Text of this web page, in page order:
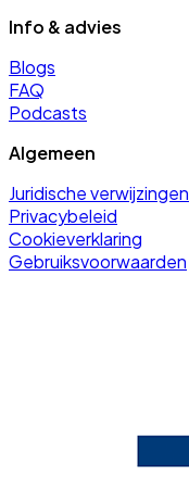
Info & advies
Blogs
FAQ
Podcasts
Algemeen
Juridische verwijzingen
Privacybeleid
Cookieverklaring
Gebruiksvoorwaarden